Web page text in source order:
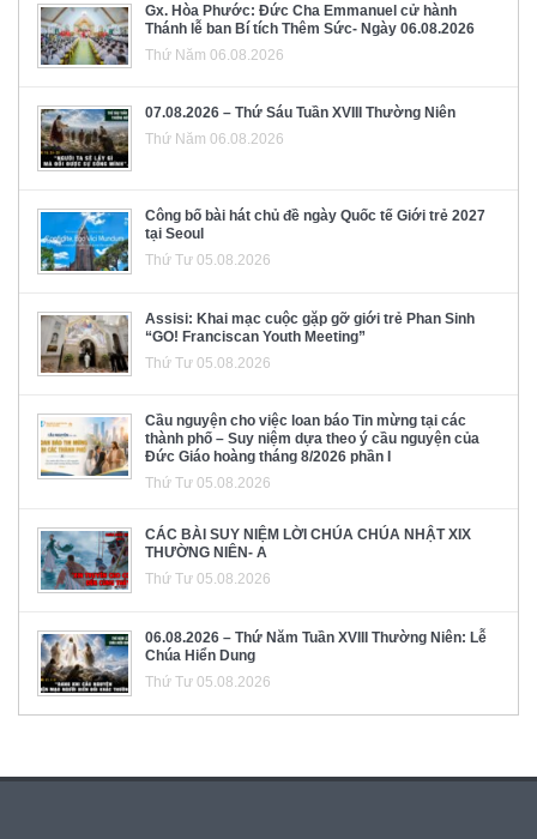
Gx. Hòa Phước: Đức Cha Emmanuel cử hành
Thánh lễ ban Bí tích Thêm Sức- Ngày 06.08.2026
Thứ Năm 06.08.2026
07.08.2026 – Thứ Sáu Tuần XVIII Thường Niên
Thứ Năm 06.08.2026
Công bố bài hát chủ đề ngày Quốc tế Giới trẻ 2027
tại Seoul
Thứ Tư 05.08.2026
Assisi: Khai mạc cuộc gặp gỡ giới trẻ Phan Sinh
“GO! Franciscan Youth Meeting”
Thứ Tư 05.08.2026
Cầu nguyện cho việc loan báo Tin mừng tại các
thành phố – Suy niệm dựa theo ý cầu nguyện của
Đức Giáo hoàng tháng 8/2026 phần I
Thứ Tư 05.08.2026
CÁC BÀI SUY NIỆM LỜI CHÚA CHÚA NHẬT XIX
THƯỜNG NIÊN- A
Thứ Tư 05.08.2026
06.08.2026 – Thứ Năm Tuần XVIII Thường Niên: Lễ
Chúa Hiển Dung
Thứ Tư 05.08.2026